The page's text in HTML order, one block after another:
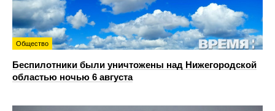
Общество
Беспилотники были уничтожены над Нижегородской
областью ночью 6 августа